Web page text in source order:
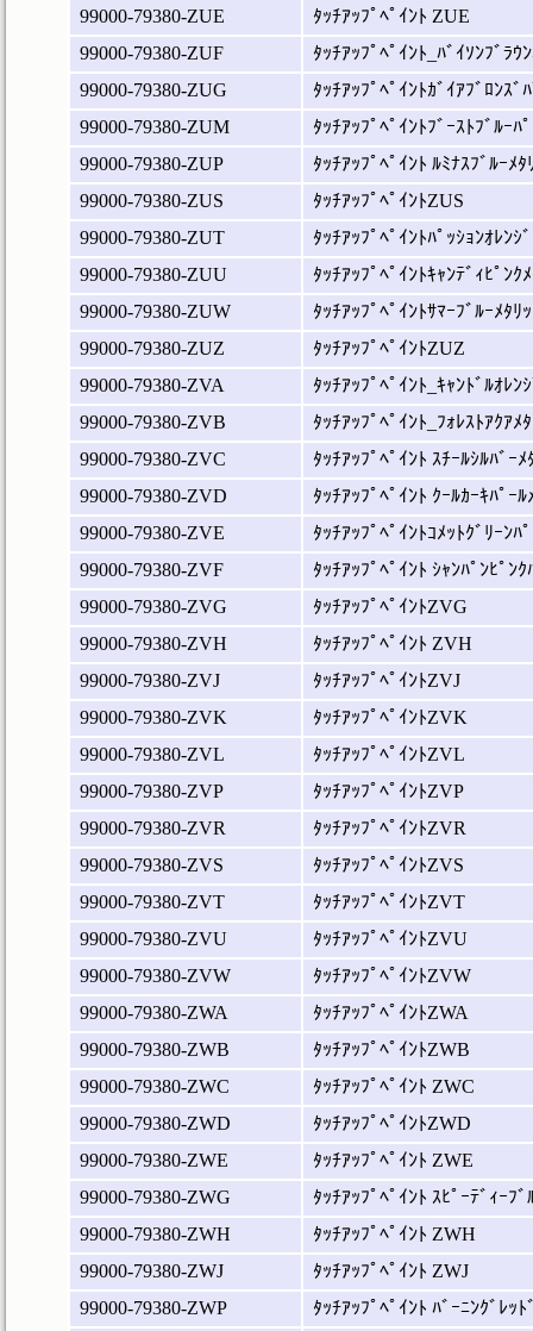
99000-79380-ZUE
ﾀｯﾁｱｯﾌﾟﾍﾟｲﾝﾄ ZUE
99000-79380-ZUF
ﾀｯﾁｱｯﾌﾟﾍﾟｲﾝﾄ_ﾊﾞｲｿﾝﾌﾞﾗｳ
99000-79380-ZUG
ﾀｯﾁｱｯﾌﾟﾍﾟｲﾝﾄｶﾞｲｱﾌﾞﾛﾝｽﾞ
99000-79380-ZUM
ﾀｯﾁｱｯﾌﾟﾍﾟｲﾝﾄﾌﾞｰｽﾄﾌﾞﾙｰﾊ
99000-79380-ZUP
ﾀｯﾁｱｯﾌﾟﾍﾟｲﾝﾄ ﾙﾐﾅｽﾌﾞﾙｰﾒﾀ
99000-79380-ZUS
ﾀｯﾁｱｯﾌﾟﾍﾟｲﾝﾄZUS
99000-79380-ZUT
ﾀｯﾁｱｯﾌﾟﾍﾟｲﾝﾄﾊﾟｯｼｮﾝｵﾚﾝｼﾞ
99000-79380-ZUU
ﾀｯﾁｱｯﾌﾟﾍﾟｲﾝﾄｷｬﾝﾃﾞｨﾋﾟﾝｸ
99000-79380-ZUW
ﾀｯﾁｱｯﾌﾟﾍﾟｲﾝﾄｻﾏｰﾌﾞﾙｰﾒﾀﾘ
99000-79380-ZUZ
ﾀｯﾁｱｯﾌﾟﾍﾟｲﾝﾄZUZ
99000-79380-ZVA
ﾀｯﾁｱｯﾌﾟﾍﾟｲﾝﾄ_ｷｬﾝﾄﾞﾙｵﾚﾝ
99000-79380-ZVB
ﾀｯﾁｱｯﾌﾟﾍﾟｲﾝﾄ_ﾌｫﾚｽﾄｱｸｱﾒ
99000-79380-ZVC
ﾀｯﾁｱｯﾌﾟﾍﾟｲﾝﾄ ｽﾁｰﾙｼﾙﾊﾞｰﾒ
99000-79380-ZVD
ﾀｯﾁｱｯﾌﾟﾍﾟｲﾝﾄ ｸｰﾙｶｰｷﾊﾟｰﾙ
99000-79380-ZVE
ﾀｯﾁｱｯﾌﾟﾍﾟｲﾝﾄｺﾒｯﾄｸﾞﾘｰﾝﾊ
99000-79380-ZVF
ﾀｯﾁｱｯﾌﾟﾍﾟｲﾝﾄ ｼｬﾝﾊﾟﾝﾋﾟﾝｸ
99000-79380-ZVG
ﾀｯﾁｱｯﾌﾟﾍﾟｲﾝﾄZVG
99000-79380-ZVH
ﾀｯﾁｱｯﾌﾟﾍﾟｲﾝﾄ ZVH
99000-79380-ZVJ
ﾀｯﾁｱｯﾌﾟﾍﾟｲﾝﾄZVJ
99000-79380-ZVK
ﾀｯﾁｱｯﾌﾟﾍﾟｲﾝﾄZVK
99000-79380-ZVL
ﾀｯﾁｱｯﾌﾟﾍﾟｲﾝﾄZVL
99000-79380-ZVP
ﾀｯﾁｱｯﾌﾟﾍﾟｲﾝﾄZVP
99000-79380-ZVR
ﾀｯﾁｱｯﾌﾟﾍﾟｲﾝﾄZVR
99000-79380-ZVS
ﾀｯﾁｱｯﾌﾟﾍﾟｲﾝﾄZVS
99000-79380-ZVT
ﾀｯﾁｱｯﾌﾟﾍﾟｲﾝﾄZVT
99000-79380-ZVU
ﾀｯﾁｱｯﾌﾟﾍﾟｲﾝﾄZVU
99000-79380-ZVW
ﾀｯﾁｱｯﾌﾟﾍﾟｲﾝﾄZVW
99000-79380-ZWA
ﾀｯﾁｱｯﾌﾟﾍﾟｲﾝﾄZWA
99000-79380-ZWB
ﾀｯﾁｱｯﾌﾟﾍﾟｲﾝﾄZWB
99000-79380-ZWC
ﾀｯﾁｱｯﾌﾟﾍﾟｲﾝﾄ ZWC
99000-79380-ZWD
ﾀｯﾁｱｯﾌﾟﾍﾟｲﾝﾄZWD
99000-79380-ZWE
ﾀｯﾁｱｯﾌﾟﾍﾟｲﾝﾄ ZWE
99000-79380-ZWG
ﾀｯﾁｱｯﾌﾟﾍﾟｲﾝﾄ ｽﾋﾟｰﾃﾞｨｰﾌﾞ
99000-79380-ZWH
ﾀｯﾁｱｯﾌﾟﾍﾟｲﾝﾄ ZWH
99000-79380-ZWJ
ﾀｯﾁｱｯﾌﾟﾍﾟｲﾝﾄ ZWJ
99000-79380-ZWP
ﾀｯﾁｱｯﾌﾟﾍﾟｲﾝﾄ ﾊﾞｰﾆﾝｸﾞﾚｯﾄ